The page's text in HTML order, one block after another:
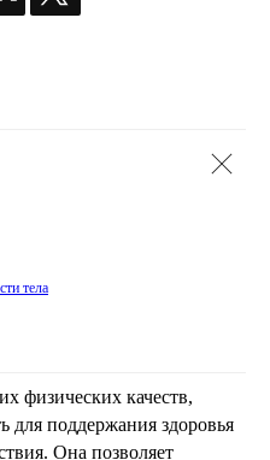
тела
физических качеств,
для поддержания здоровья
Она позволяет